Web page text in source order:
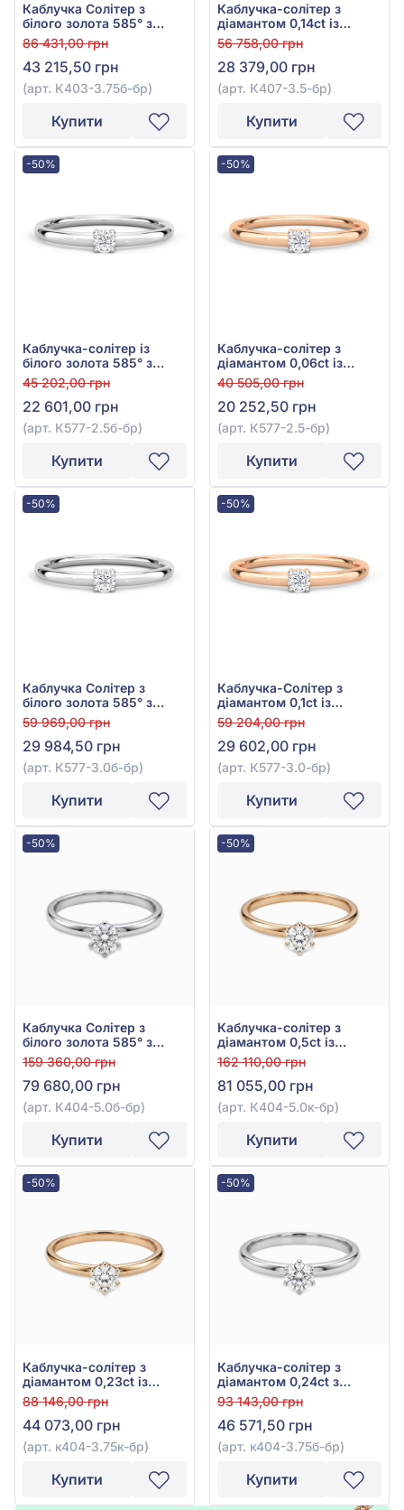
Каблучка Солітер з
білого золота 585° з
діамантом 0,23ct, арт.
К403-3.75б-бр
86 431,00 грн
43 215,50 грн
(арт. К403-3.75б-бр)
Купити
Каблучка-солітер з
діамантом 0,14ct із
червоного золота 585°,
арт. К407-3.5к-бр
56 758,00 грн
28 379,00 грн
(арт. К407-3.5-бр)
Купити
-50%
Каблучка-солітер із
білого золота 585° з
діамантом 0,065ct, арт.
К577-2.5б-бр
45 202,00 грн
22 601,00 грн
(арт. К577-2.5б-бр)
Купити
-50%
Каблучка-солітер з
діамантом 0,06ct із
червоного золота 585°,
арт. К577-2.5к-бр
40 505,00 грн
20 252,50 грн
(арт. К577-2.5-бр)
Купити
-50%
Каблучка Солітер з
білого золота 585° з
діамантом 0,095ct, арт.
К577-3.0б-бр
59 969,00 грн
29 984,50 грн
(арт. К577-3.0б-бр)
Купити
-50%
Каблучка-Солітер з
діамантом 0,1ct із
червоного золота 585°,
арт. К577-3.0к-бр
59 204,00 грн
29 602,00 грн
(арт. К577-3.0-бр)
Купити
-50%
Каблучка Солітер з
білого золота 585° з
діамантом 0,51ct, арт.
К404-5.0б-бр
159 360,00 грн
79 680,00 грн
(арт. К404-5.0б-бр)
Купити
-50%
Каблучка-солітер з
діамантом 0,5ct із
червоного золота 585°,
арт. К404-5.0к-бр
162 110,00 грн
81 055,00 грн
(арт. К404-5.0к-бр)
Купити
-50%
Каблучка-солітер з
діамантом 0,23ct із
червоного золота 585°,
арт. к404-3.75к-бр
88 146,00 грн
44 073,00 грн
(арт. к404-3.75к-бр)
Купити
-50%
Каблучка-солітер з
діамантом 0,24ct з
білого золота 585°, арт.
к404-3.75б-бр
93 143,00 грн
46 571,50 грн
(арт. к404-3.75б-бр)
Купити